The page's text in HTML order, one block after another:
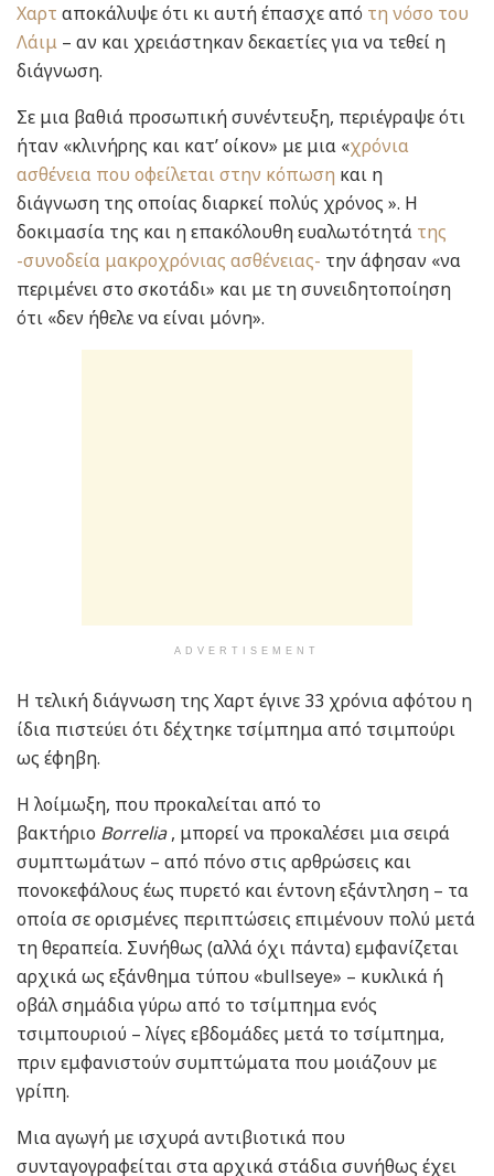
Χαρτ αποκάλυψε ότι κι αυτή έπασχε από τη νόσο του
Λάιμ – αν και χρειάστηκαν δεκαετίες για να τεθεί η
διάγνωση.
Σε μια βαθιά προσωπική συνέντευξη, περιέγραψε ότι
ήταν «κλινήρης και κατ’ οίκον» με μια «χρόνια
ασθένεια που οφείλεται στην κόπωση και η
διάγνωση της οποίας διαρκεί πολύς χρόνος ». Η
δοκιμασία της και η επακόλουθη ευαλωτότητά της
-συνοδεία μακροχρόνιας ασθένειας- την άφησαν «να
περιμένει στο σκοτάδι» και με τη συνειδητοποίηση
ότι «δεν ήθελε να είναι μόνη».
ADVERTISEMENT
Η τελική διάγνωση της Χαρτ έγινε 33 χρόνια αφότου η
ίδια πιστεύει ότι δέχτηκε τσίμπημα από τσιμπούρι
ως έφηβη.
Η λοίμωξη, που προκαλείται από το
βακτήριο Borrelia, μπορεί να προκαλέσει μια σειρά
συμπτωμάτων – από πόνο στις αρθρώσεις και
πονοκεφάλους έως πυρετό και έντονη εξάντληση – τα
οποία σε ορισμένες περιπτώσεις επιμένουν πολύ μετά
τη θεραπεία. Συνήθως (αλλά όχι πάντα) εμφανίζεται
αρχικά ως εξάνθημα τύπου «bullseye» – κυκλικά ή
οβάλ σημάδια γύρω από το τσίμπημα ενός
τσιμπουριού – λίγες εβδομάδες μετά το τσίμπημα,
πριν εμφανιστούν συμπτώματα που μοιάζουν με
γρίπη.
Μια αγωγή με ισχυρά αντιβιοτικά που
συνταγογραφείται στα αρχικά στάδια συνήθως έχει